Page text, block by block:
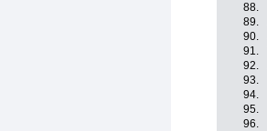
88.
89.
90.
91.
92.
93.
94.
95.
96.